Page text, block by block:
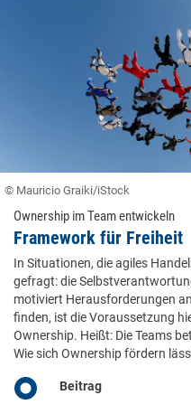
© Mauricio Graiki/iStock
Ownership im Team entwickeln
Framework für Freiheit
In Situationen, die agiles
gefragt: die
motiviert Herausforderungen
finden, ist die Voraussetzung
Ownership. Heißt: Die Teams
Wie sich Ownership fördern
Beitrag